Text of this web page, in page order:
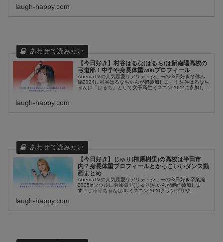
laugh-happy.com
【今日好き】村谷はるな(はるち)は新南陽高校の
弓道部！中学や身長体重wikiプロフィール
AbemaTVの人気恋愛リアリティショーの今日好き冬休み
編2024に村谷はるなちゃんが初参加します！村谷はるなち
ゃんは「はるち」として女子高生ミスコン2022に参加して
laugh-happy.com
【今日好き】じゅり(榊原樹里)の高校は半田市
内？身長体重プロフィールとかっこいいダンス動
画まとめ
AbemaTVの人気恋愛リアリティショーの今日好き卒業編
2025inソウルに榊原樹里(じゅり)ちゃんが継続参加しま
す！じゅりちゃんはJCミスコン2020グランプリや
laugh-happy.com